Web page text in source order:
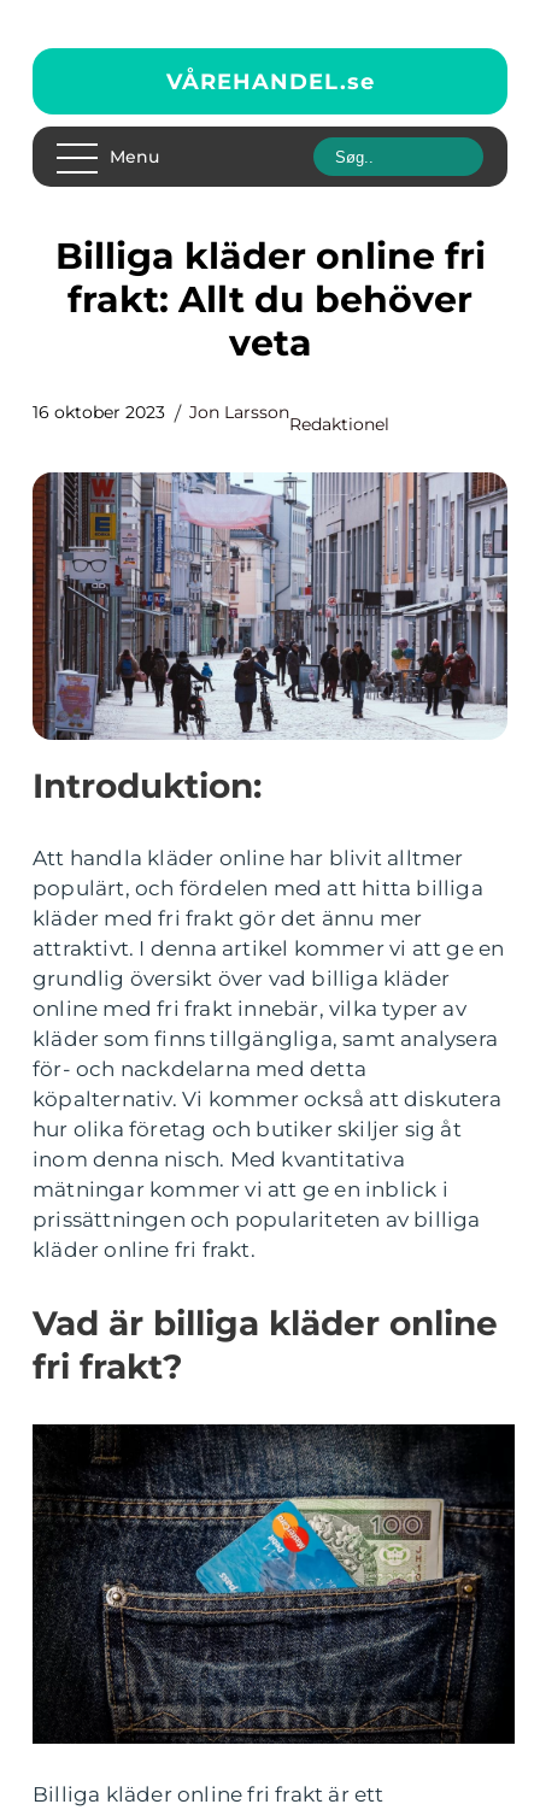
VÅREHANDEL.se
Menu
Billiga kläder online fri
frakt: Allt du behöver
veta
16 oktober 2023 Jon Larsson
Redaktionel
Introduktion:
Att handla kläder online har blivit alltmer
populärt, och fördelen med att hitta billiga
kläder med fri frakt gör det ännu mer
attraktivt. I denna artikel kommer vi att ge en
grundlig översikt över vad billiga kläder
online med fri frakt innebär, vilka typer av
kläder som finns tillgängliga, samt analysera
för- och nackdelarna med detta
köpalternativ. Vi kommer också att diskutera
hur olika företag och butiker skiljer sig åt
inom denna nisch. Med kvantitativa
mätningar kommer vi att ge en inblick i
prissättningen och populariteten av billiga
kläder online fri frakt.
Vad är billiga kläder online
fri frakt?
Billiga kläder online fri frakt är ett